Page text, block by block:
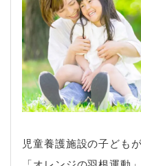
児童養護施設の子どもが